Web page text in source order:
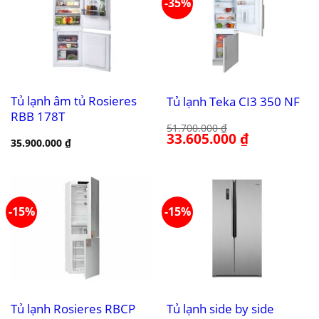
Tủ lạnh âm tủ Rosieres
RBB 178T
35.900.000 ₫
Tủ lạnh Teka CI3 350 NF
51.700.000₫
Giá
gốc
33.605.000₫Giá
hiện
-15%
Tủ lạnh Rosieres RBCP
-15%
Tủ lạnh side by side